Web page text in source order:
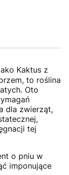
Kaktus z
to roślina
Oto
dla zwierząt,
tej
o pniu w
imponujące